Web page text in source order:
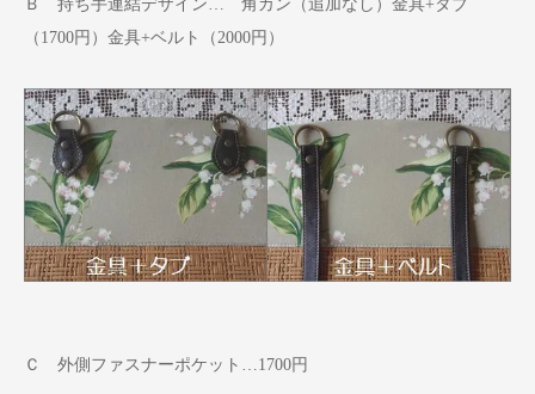
Ｂ 持ち手連結デザイン… 角カン（追加なし）金具+タブ
（1700円）金具+ベルト（2000円）
Ｃ 外側ファスナーポケット…1700円